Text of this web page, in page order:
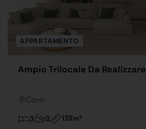
APPARTAMENTO
Ampio Trilocale Da Realizzare
Covo
3 2 132m2